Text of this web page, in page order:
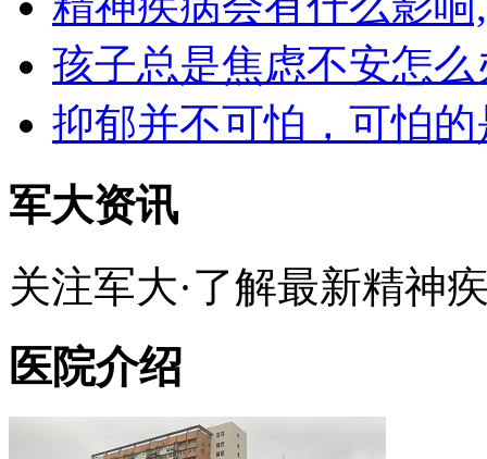
孩子总是焦虑不安怎
抑郁并不可怕，可怕
军大资讯
关注军大·了解最新精神
医院介绍